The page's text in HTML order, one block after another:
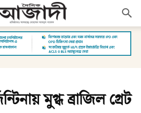
মুগ্ধ ব্রাজিল গ্রেট